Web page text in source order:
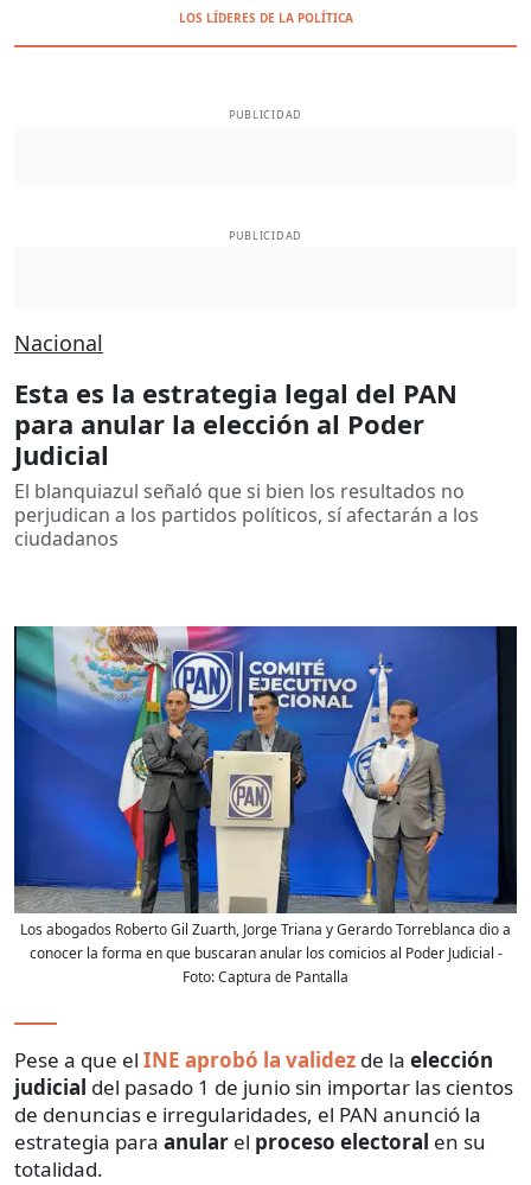
LOS LÍDERES DE LA POLÍTICA
PUBLICIDAD
PUBLICIDAD
Nacional
Esta es la estrategia legal del PAN
para anular la elección al Poder
Judicial
El blanquiazul señaló que si bien los resultados no
perjudican a los partidos políticos, sí afectarán a los
ciudadanos
Los abogados Roberto Gil Zuarth, Jorge Triana y Gerardo Torreblanca dio a
conocer la forma en que buscaran anular los comicios al Poder Judicial -
Foto:Captura de Pantalla
Pese a que el INE aprobó la validez de la elección
judicial del pasado 1 de junio sin importar las cientos
de denuncias e irregularidades, el PAN anunció la
estrategia para anular el proceso electoral en su
totalidad.